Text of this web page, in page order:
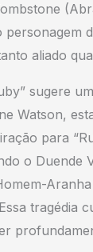
aliado
sugere
Watson,
para
o Duende
tragédia